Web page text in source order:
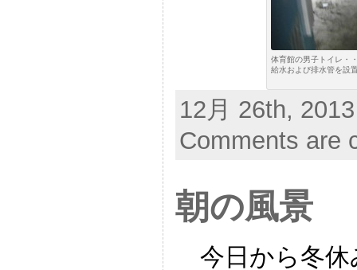
体育館の男子トイレ・
給水および排水管を設
12月 26th,
Comments are
朝の風景
今日から冬休